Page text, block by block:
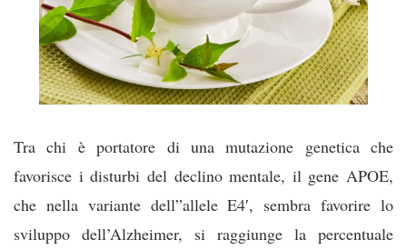
Tra chi è portatore di una mutazione genetica che
favorisce i disturbi del declino mentale, il gene APOE,
che nella variante dell”allele E4′, sembra favorire lo
sviluppo dell’Alzheimer, si raggiunge la percentuale